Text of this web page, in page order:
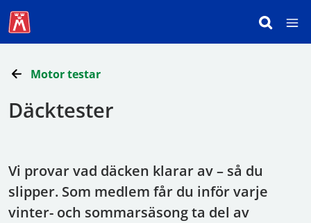
Motor testar
Däcktester
Vi provar vad däcken klarar av – så du
slipper. Som medlem får du inför varje
vinter- och sommarsäsong ta del av